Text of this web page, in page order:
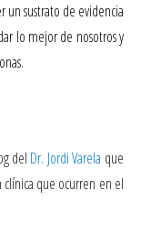
un sustrato de evidencia
lo mejor de nosotros y
del Dr. Jordi Varela que
que ocurren en el